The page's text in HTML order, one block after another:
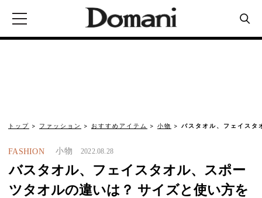
トップ ファッション おすすめアイテム 小物 バスタオル、フェイス
FASHION 小物 2022.08.28
バスタオル、フェイスタオル、スポー
ツタオルの違いは？ サイズと使い方を